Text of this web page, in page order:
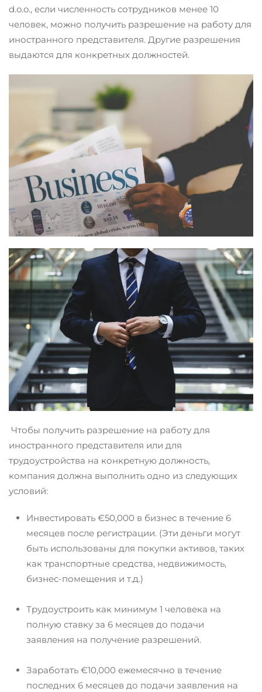
d.o.o., если численность сотрудников менее 10
человек, можно получить разрешение на работу для
иностранного представителя. Другие разрешения
выдаются для конкретных должностей.
Чтобы получить разрешение на работу для
иностранного представителя или для
трудоустройства на конкретную должность,
компания должна выполнить одно из следующих
условий:
Инвестировать €50,000 в бизнес в течение 6
месяцев после регистрации. (Эти деньги могут
быть использованы для покупки активов, таких
как транспортные средства, недвижимость,
бизнес-помещения и т.д.)
Трудоустроить как минимум 1 человека на
полную ставку за 6 месяцев до подачи
заявления на получение разрешений.
Заработать €10,000 ежемесячно в течение
последних 6 месяцев до подачи заявления на